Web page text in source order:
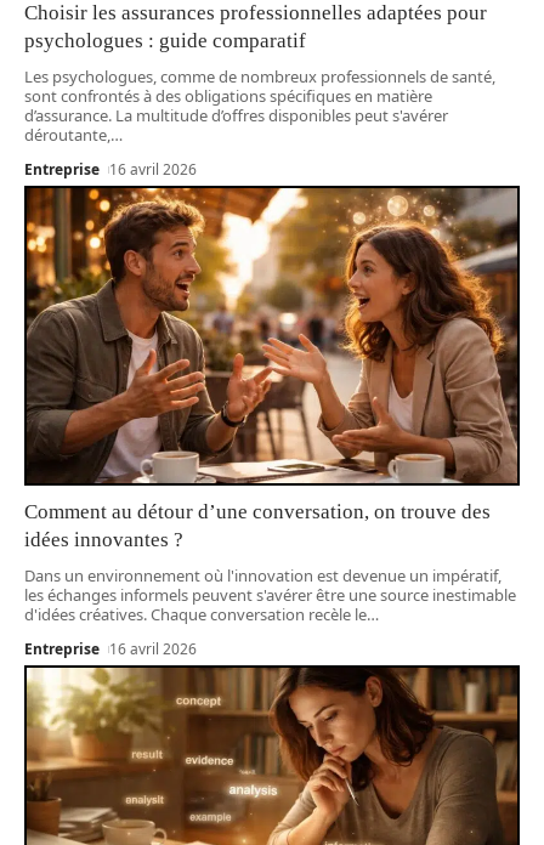
Choisir les assurances professionnelles adaptées pour
psychologues : guide comparatif
Les psychologues, comme de nombreux professionnels de santé,
sont confrontés à des obligations spécifiques en matière
d’assurance. La multitude d’offres disponibles peut s'avérer
déroutante,…
Entreprise 16 avril 2026
Comment au détour d’une conversation, on trouve des
idées innovantes ?
Dans un environnement où l'innovation est devenue un impératif,
les échanges informels peuvent s'avérer être une source inestimable
d'idées créatives. Chaque conversation recèle le…
Entreprise 16 avril 2026